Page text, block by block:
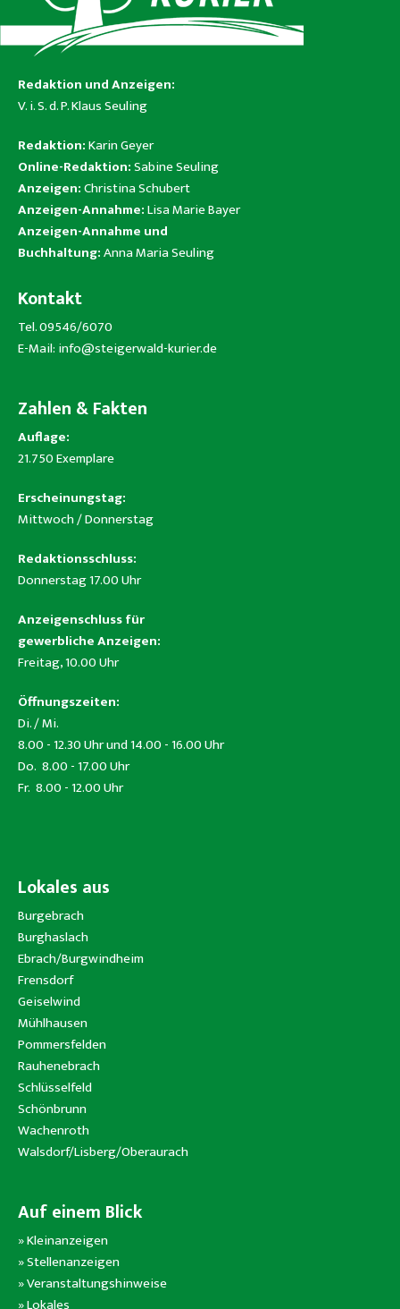
Redaktion und Anzeigen:
V. i. S. d. P. Klaus Seuling
Redaktion:Karin Geyer
Online-Redaktion:Sabine Seuling
Anzeigen:Christina Schubert
Anzeigen-Annahme:Lisa Marie Bayer
Anzeigen-Annahme und
Buchhaltung:Anna Maria Seuling
Kontakt
Tel. 09546/6070
E-Mail: info@steigerwald-kurier.de
Zahlen & Fakten
Auflage:
21.750 Exemplare
Erscheinungstag:
Mittwoch / Donnerstag
Redaktionsschluss:
Donnerstag 17.00 Uhr
Anzeigenschluss für
gewerbliche Anzeigen:
Freitag, 10.00 Uhr
Öffnungszeiten:
Di. / Mi.
8.00 - 12.30 Uhr und 14.00 - 16.00 Uhr
Do. 8.00 - 17.00 Uhr
Fr. 8.00 - 12.00 Uhr
Lokales aus
Burgebrach
Burghaslach
Ebrach/Burgwindheim
Frensdorf
Geiselwind
Mühlhausen
Pommersfelden
Rauhenebrach
Schlüsselfeld
Schönbrunn
Wachenroth
Walsdorf/Lisberg/Oberaurach
Auf einem Blick
»Kleinanzeigen
»Stellenanzeigen
»Veranstaltungshinweise